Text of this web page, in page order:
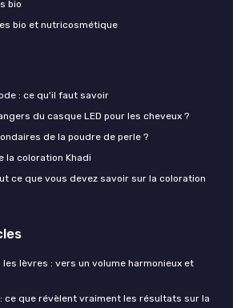
bio
bio et nutricosmétique
: ce qu'il faut savoir
du casque LED pour les cheveux ?
de la poudre de perle ?
la coloration Khadi
ce que vous devez savoir sur la coloration
lèvres : vers un volume harmonieux et
ce que révèlent vraiment les résultats sur la